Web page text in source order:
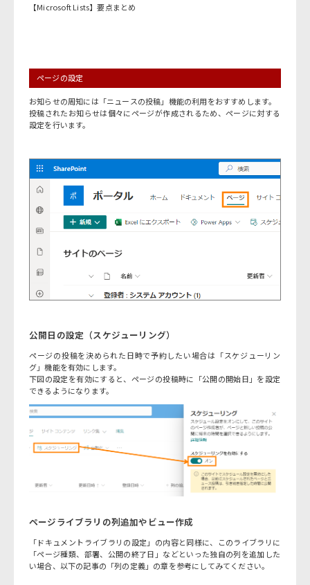
【Microsoft Lists】要点まとめ
ページの設定
お知らせの周知には「ニュースの投稿」機能の利用をおすすめします。
投稿されたお知らせは個々にページが作成されるため、ページに対する
設定を行います。
公開日の設定（スケジューリング）
ページの投稿を決められた日時で予約したい場合は「スケジューリン
グ」機能を有効にします。
下図の設定を有効にすると、ページの投稿時に「公開の開始日」を設定
できるようになります。
ページライブラリの列追加やビュー作成
「ドキュメントライブラリの設定」の内容と同様に、このライブラリに
「ページ種類、部署、公開の終了日」などといった独自の列を追加した
い場合、以下の記事の「列の定義」の章を参考にしてみてください。